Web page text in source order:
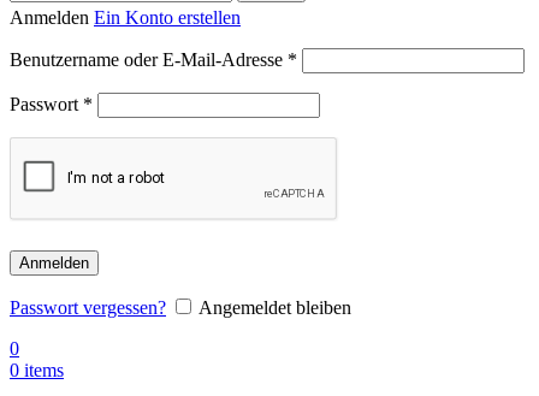
Anmelden Ein Konto erstellen
Benutzername oder E-Mail-Adresse *
Passwort *
Anmelden
Passwort vergessen?
Angemeldet bleiben
0
0 items